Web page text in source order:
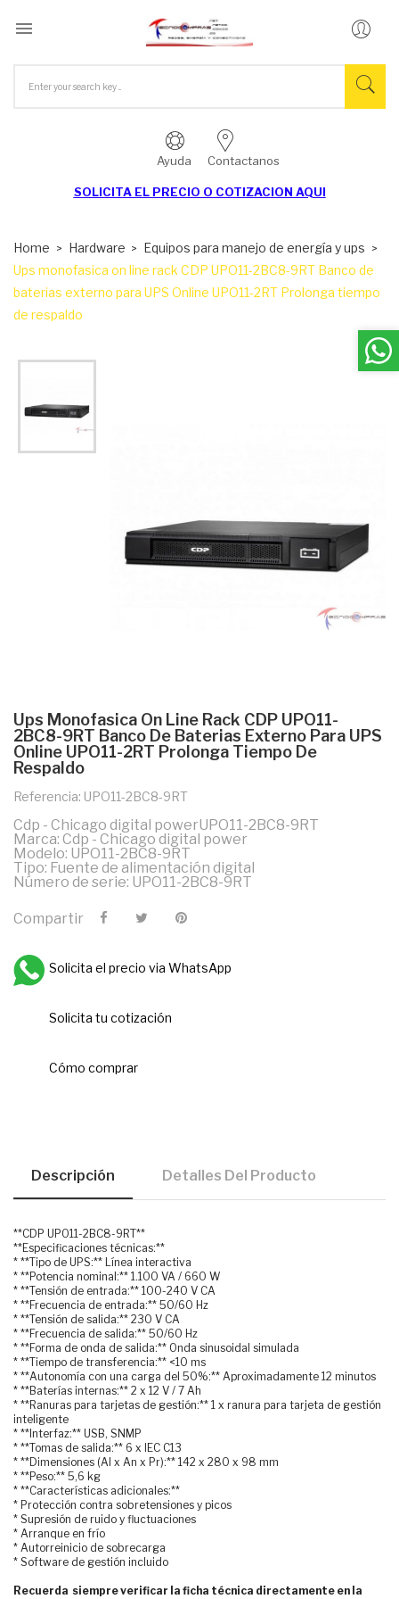

Ayuda Contactanos
SOLICITA EL PRECIO O COTIZACION AQUI
Home Hardware
Equipos para manejo de energía y ups
Ups monofasica on line rack CDP UPO11-2BC8-9RT Banco de
baterias externo para UPS Online UPO11-2RT Prolonga tiempo
de respaldo
Ups Monofasica On Line Rack CDP UPO11-
2BC8-9RT Banco De Baterias Externo Para UPS
Online UPO11-2RT Prolonga Tiempo De
Respaldo
Referencia: UPO11-2BC8-9RT
Cdp - Chicago digital powerUPO11-2BC8-9RT
Marca: Cdp - Chicago digital power
Modelo: UPO11-2BC8-9RT
Tipo: Fuente de alimentación digital
Número de serie: UPO11-2BC8-9RT
Compartir
Solicita el precio via WhatsApp
Solicita tu cotización
Cómo comprar
Descripción Detalles Del Producto
**CDP UPO11-2BC8-9RT**
**Especificaciones técnicas:**
* **Tipo de UPS:** Línea interactiva
* **Potencia nominal:** 1.100 VA / 660 W
* **Tensión de entrada:** 100-240 V CA
* **Frecuencia de entrada:** 50/60 Hz
* **Tensión de salida:** 230 V CA
* **Frecuencia de salida:** 50/60 Hz
* **Forma de onda de salida:** Onda sinusoidal simulada
* **Tiempo de transferencia:** <10 ms
* **Autonomía con una carga del 50%:** Aproximadamente 12 minutos
* **Baterías internas:** 2 x 12 V / 7 Ah
* **Ranuras para tarjetas de gestión:** 1 x ranura para tarjeta de gestión
inteligente
* **Interfaz:** USB, SNMP
* **Tomas de salida:** 6 x IEC C13
* **Dimensiones (Al x An x Pr):** 142 x 280 x 98 mm
* **Peso:** 5,6 kg
* **Características adicionales:**
* Protección contra sobretensiones y picos
* Supresión de ruido y fluctuaciones
* Arranque en frío
* Autorreinicio de sobrecarga
* Software de gestión incluido
Recuerda siempre verificar la ficha técnica directamente en la